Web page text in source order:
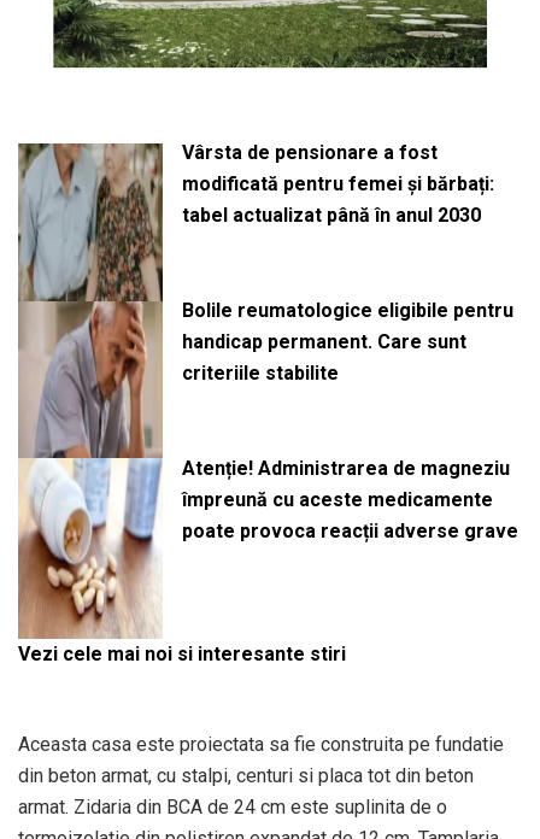
Vârsta de pensionare a fost
modificată pentru femei și bărbați:
tabel actualizat până în anul 2030
Bolile reumatologice eligibile pentru
handicap permanent. Care sunt
criteriile stabilite
Atenție! Administrarea de magneziu
împreună cu aceste medicamente
poate provoca reacții adverse grave
Vezi cele mai noi si interesante stiri
Aceasta casa este proiectata sa fie construita pe fundatie
din beton armat, cu stalpi, centuri si placa tot din beton
armat. Zidaria din BCA de 24 cm este suplinita de o